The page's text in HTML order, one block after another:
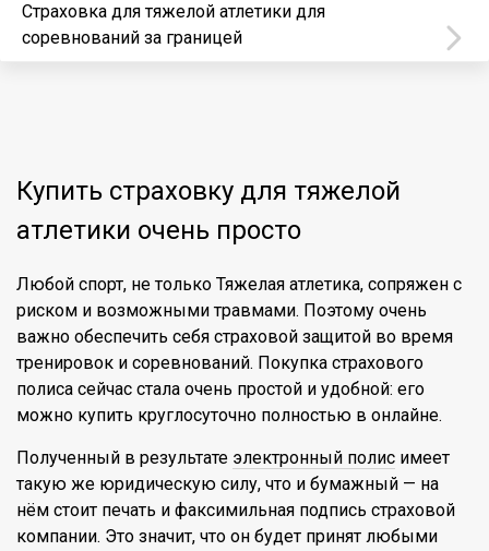
Страховка для тяжелой атлетики для
соревнований за границей
Купить страховку для тяжелой
атлетики очень просто
Любой спорт, не только Тяжелая атлетика, сопряжен с
риском и возможными травмами. Поэтому очень
важно обеспечить себя страховой защитой во время
тренировок и соревнований. Покупка страхового
полиса сейчас стала очень простой и удобной: его
можно купить круглосуточно полностью в онлайне.
Полученный в результате электронный полис имеет
такую же юридическую силу, что и бумажный — на
нём стоит печать и факсимильная подпись страховой
компании. Это значит, что он будет принят любыми